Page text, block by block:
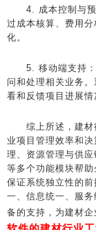
4. 成本控制与预
过成本核算、费用
化。
5. 移动端支持：
问和处理相关业务
看和反馈项目进展情
综上所述，建材
业项目管理效率和
理、资源管理与供
等多个功能模块帮
保证系统独立性的
一、信息统一、服
备的支持，为建材